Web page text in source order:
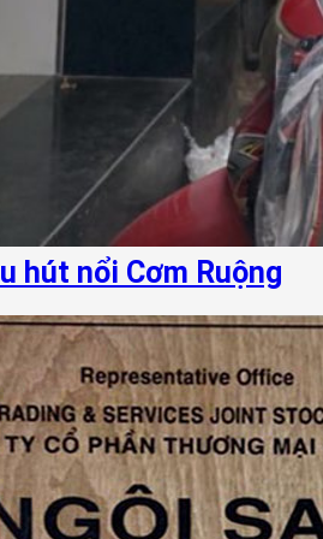
hút nổi Cơm Ruộng